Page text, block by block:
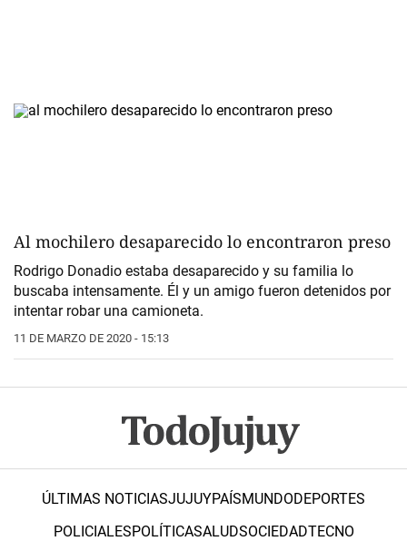
Al mochilero desaparecido lo encontraron preso
Rodrigo Donadio estaba desaparecido y su familia lo
buscaba intensamente. Él y un amigo fueron detenidos por
intentar robar una camioneta.
11 DE MARZO DE 2020 - 15:13
ÚLTIMAS NOTICIASJUJUYPAÍSMUNDODEPORTES
POLICIALESPOLÍTICASALUDSOCIEDADTECNO